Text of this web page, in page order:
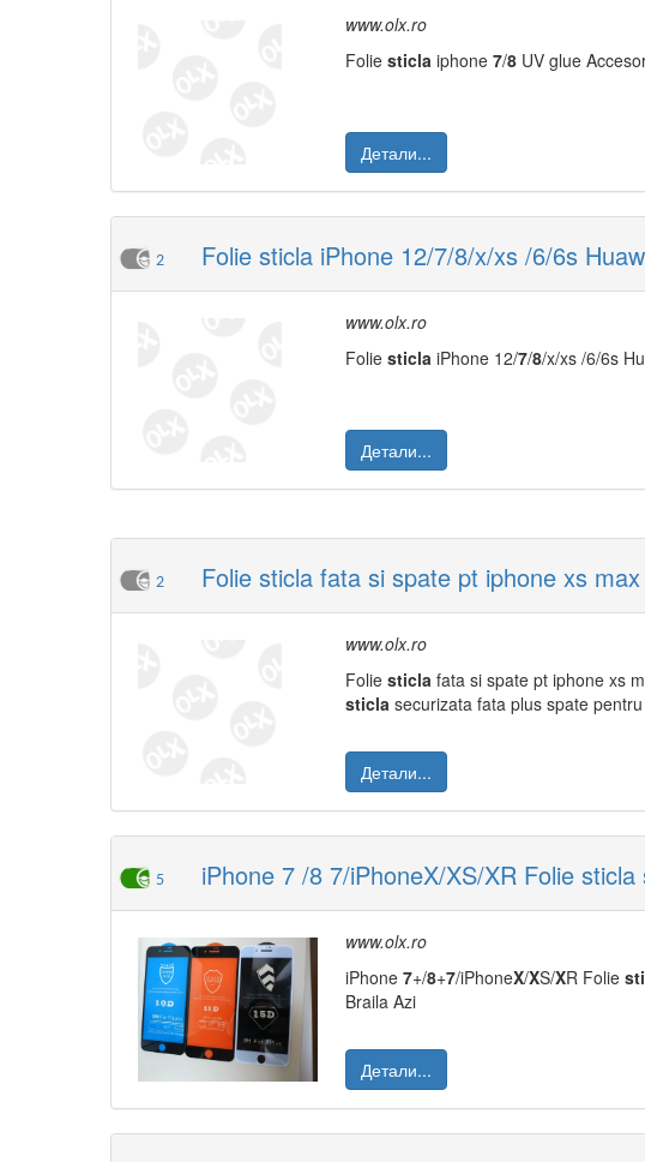
www.olx.ro
Folie sticla iphone 7/8 UV glue
Детали...
2 Folie sticla iPhone 12/7/8/x/xs /6/6s
www.olx.ro
Folie sticla iPhone 12/7/8/x/xs /6/6s
Детали...
2 Folie sticla fata si spate pt iphone xs max
www.olx.ro
Folie sticla fata si spate pt iphone xs
sticla securizata fata plus spate
Детали...
5 iPhone 7 /8 7/iPhoneX/XS/XR Folie
www.olx.ro
iPhone 7+/8+7/iPhoneX/XS/XR Folie
Braila Azi
Детали...